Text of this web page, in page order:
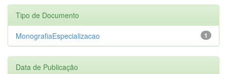
Tipo de Documento
1
MonografiaEspecializacao
Data de Publicação